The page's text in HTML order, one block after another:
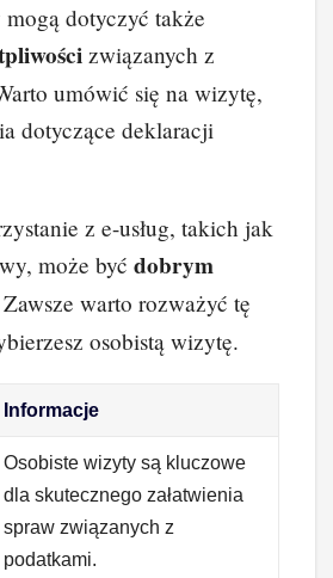
dotyczyć także
związanych z
umówić się na wizytę,
dotyczące deklaracji
z e-usług, takich jak
może być dobrym
warto rozważyć tę
osobistą wizytę.
Informacje
Osobiste wizyty są kluczowe
dla skutecznego załatwienia
spraw związanych z
podatkami.